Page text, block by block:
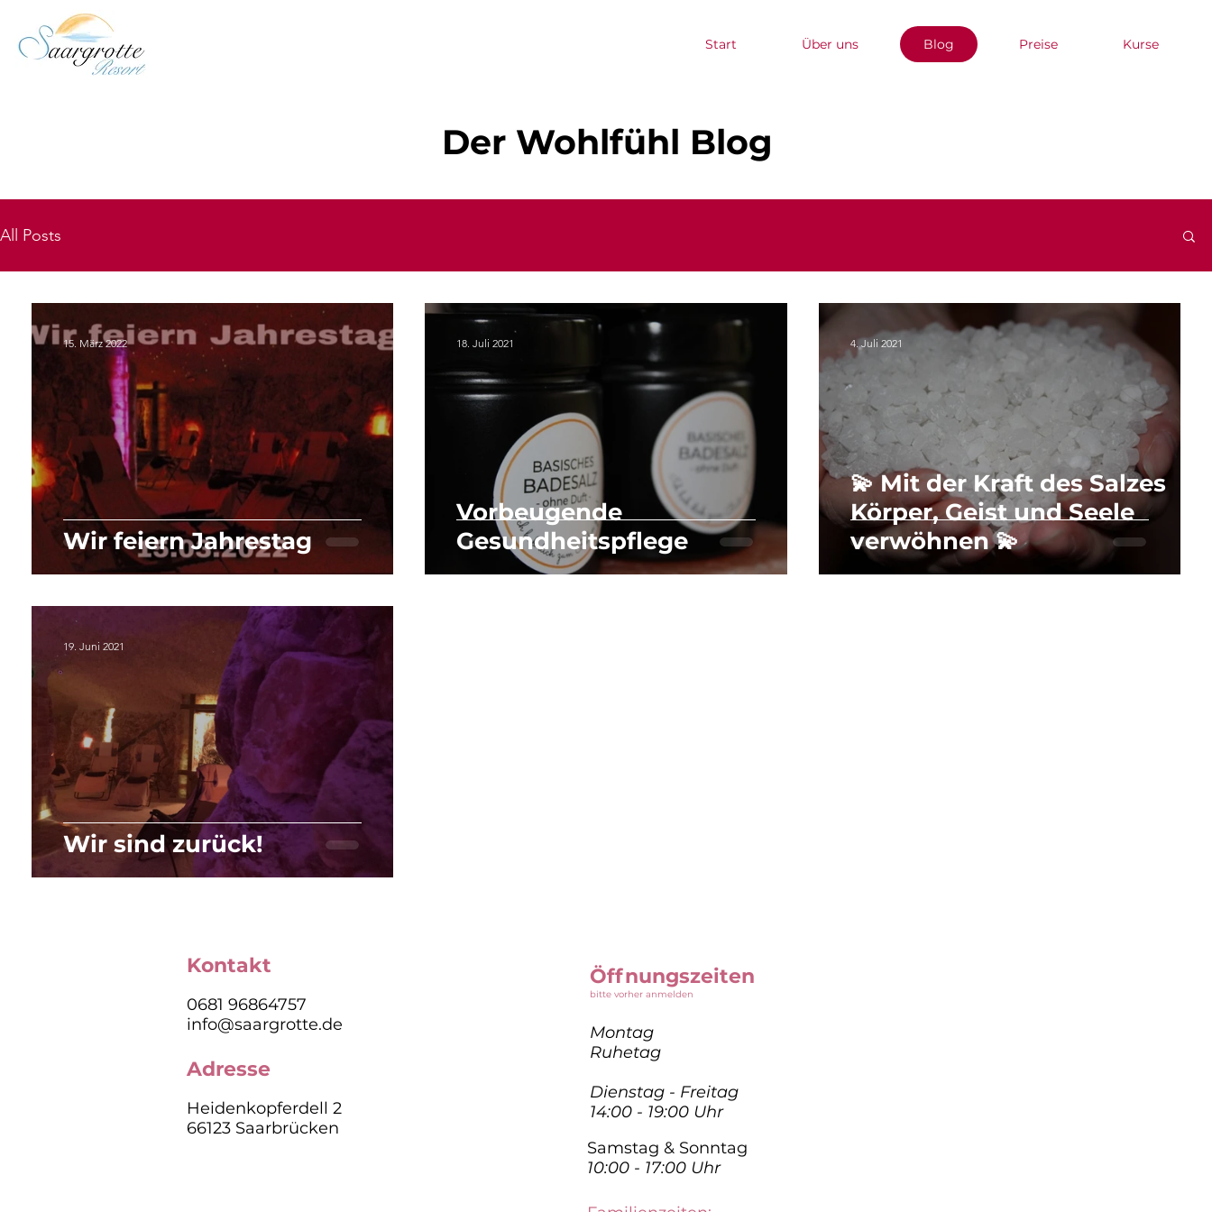
Start Über uns Blog Preise Kurse
Der Wohlfühl Blog
All Posts
Wir feiern Jahrestag
15. März 2022
Vorbeugende
Gesundheitspflege
18. Juli 2021
💫 Mit der Kraft des Salzes
Körper, Geist und Seele
verwöhnen 💫
4. Juli 2021
Wir sind zurück!
19. Juni 2021
Kontakt
0681 96864757
info@saargrotte.de
Adresse
Heidenkopferdell 2
66123 Saarbrücken
Öffnungszeiten
bitte vorher anmelden
Montag
Ruhetag
Dienstag - Freitag
14:00 - 19:00 Uhr
Samstag & Sonntag
10:00 - 17:00 Uhr